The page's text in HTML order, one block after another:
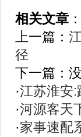
相关文章 ：
上一篇：
径
下一篇：
·江苏淮安:
·河源客天
·家事速配